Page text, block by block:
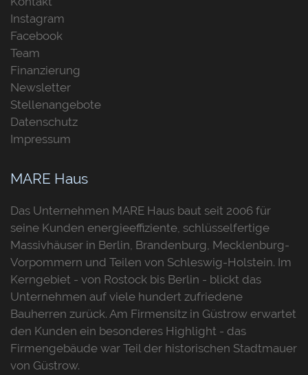
Instagram
Facebook
Team
Finanzierung
Newsletter
Stellenangebote
Datenschutz
Impressum
MARE Haus
Das Unternehmen MARE Haus baut seit 2006 für
seine Kunden energieeffiziente, schlüsselfertige
Massivhäuser in Berlin, Brandenburg, Mecklenburg-
Vorpommern und Teilen von Schleswig-Holstein. Im
Kerngebiet - von Rostock bis Berlin - blickt das
Unternehmen auf viele hundert zufriedene
Bauherren zurück. Am Firmensitz in Güstrow erwartet
den Kunden ein besonderes Highlight - das
Firmengebäude war Teil der historischen Stadtmauer
von Güstrow.